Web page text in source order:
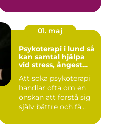
den det....
01. maj
Psykoterapi i lund så
kan samtal hjälpa
vid stress, ångest
Att söka psykoterapi
handlar ofta om en
önskan att förstå sig
själv bättre och få